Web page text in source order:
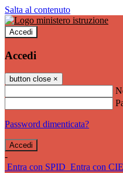
Salta al contenuto
Accedi
Accedi
button close ×
Password dimenticata?
-
Entra con SPID Entra con CIE